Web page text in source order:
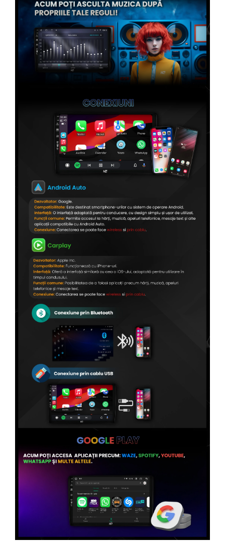
Conectică Daihatsu
Conectică Alfa Romeo
Conectică Nissan
Conectică Peugeot
Conectică Isuzu
Conectică Mazda
Conectică Subaru
Conectică Iveco
Conectică Iveco
Conectică Dacia
Conectică Volvo
Conectică Smart
Conectică Chrysler
Conectică Land Rover
Conectică Ssangyong